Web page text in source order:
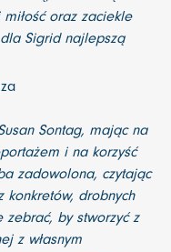
oraz zaciekle
Sigrid najlepszą
Sontag, mając na
i na korzyść
zadowolona, czytając
konkretów, drobnych
zebrać, by stworzyć z
z własnym